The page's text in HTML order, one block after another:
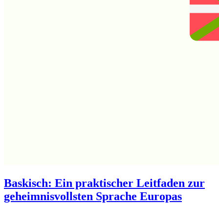
Baskisch: Ein praktischer Leitfaden zur
geheimnisvollsten Sprache Europas